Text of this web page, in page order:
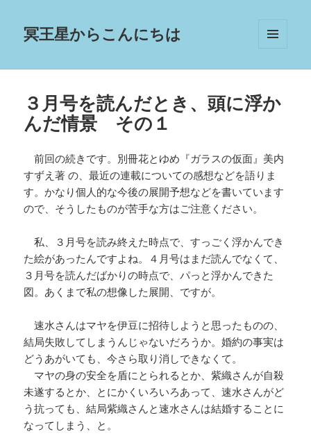
冥王星からこんにちは
ーとウ
３月号を読んだとき、頭に浮か
んだ情景 その１
前回の続きです。別冊花とゆめ『ガラスの仮面』美内
すずえ著 の、最近の連載についての感想などを語りま
す。かなり個人的な今後の展開予想などを書いています
ので、そうしたものが苦手な方はご注意ください。
私、３月号を読み終えた時点で、すっごく浮かんでき
た絵があったんですよね。４月号はまだ読んでなくて、
３月号を読んだばかりの時点で、パっと浮かんできた
図。あくまで私の想像した展開、ですが。
速水さんはマヤを伊豆に招待しようと思ったものの、
結局失敗してしまうんじゃないだろうか。婚約の事実は
どうあがいても、今さら取り消しできなくて。
マヤの身の安全を盾にとられるとか、紫織さんが自殺
未遂するとか、とにかくいろいろあって、速水さんがど
う抗っても、結局紫織さんと速水さんは結婚することに
なってしまう、と。